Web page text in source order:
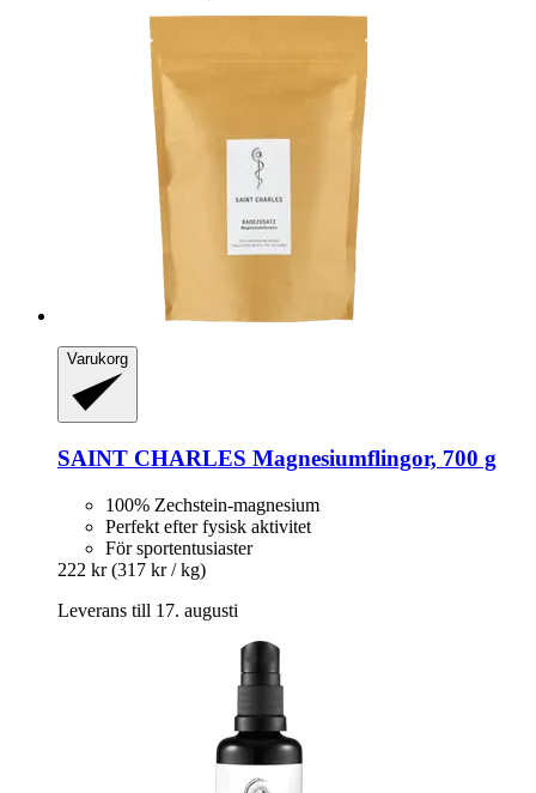
Varukorg
SAINT CHARLES Magnesiumflingor, 700 g
100% Zechstein-magnesium
Perfekt efter fysisk aktivitet
För sportentusiaster
222 kr (317 kr / kg)
Leverans till 17. augusti